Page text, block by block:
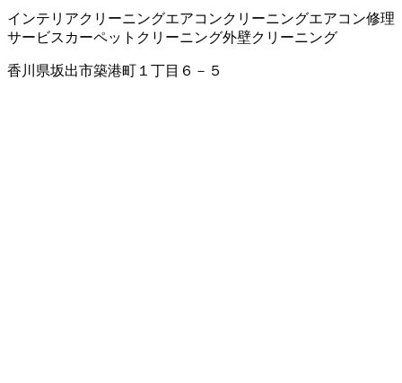
インテリアクリーニングエアコンクリーニングエアコン修理
サービス カーペットクリーニング外壁クリーニング
香川県坂出市築港町１丁目６－５